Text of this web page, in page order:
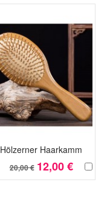
Hölzerner Haarkamm
20,00 € 12,00 €